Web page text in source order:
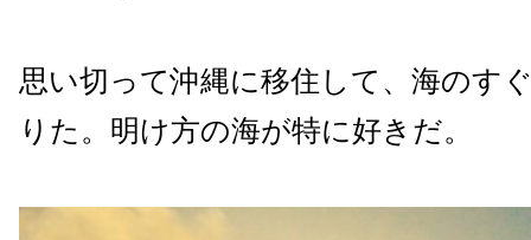
思い切って沖縄に移住して、海のす
りた。明け方の海が特に好きだ。